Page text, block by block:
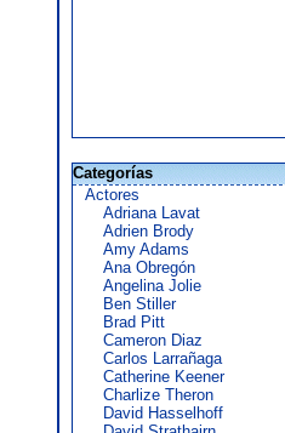
Categorías
Actores
Adriana Lavat
Adrien Brody
Amy Adams
Ana Obregón
Angelina Jolie
Ben Stiller
Brad Pitt
Cameron Diaz
Carlos Larrañaga
Catherine Keener
Charlize Theron
David Hasselhoff